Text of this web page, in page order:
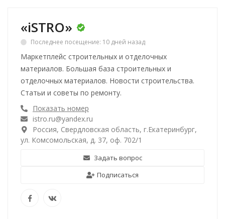
«iSTRO»
Последнее посещение: 10 дней назад
Маркетплейс строительных и отделочных
материалов. Большая база строительных и
отделочных материалов. Новости строительства.
Статьи и советы по ремонту.
Показать номер
istro.ru@yandex.ru
Россия, Свердловская область, г.Екатеринбург,
ул. Комсомольская, д. 37, оф. 702/1
Задать вопрос
Подписаться